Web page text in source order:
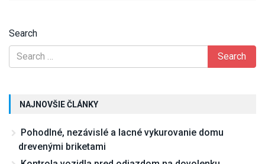
Search
NAJNOVŠIE ČLÁNKY
Pohodlné, nezávislé a lacné vykurovanie domu
drevenými briketami